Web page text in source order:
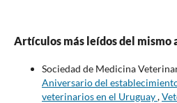
Artículos más leídos del mismo
Sociedad de Medicina
Aniversario del
veterinarios en el Uruguay,